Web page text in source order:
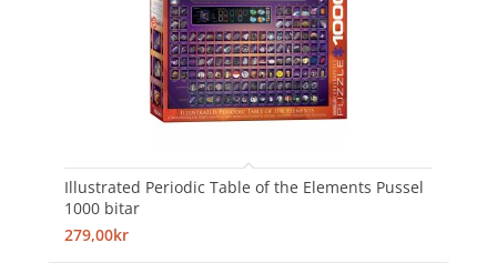
Illustrated Periodic Table of the Elements Pussel
1000 bitar
279,00kr